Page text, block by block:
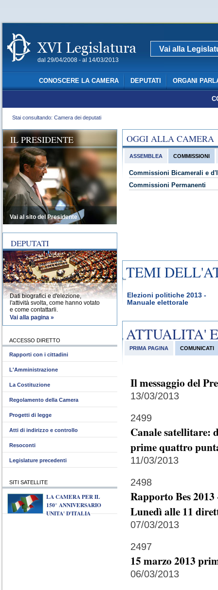
dal 29/04/2008 - al 14/03/2013
Vai alla
CONOSCERE LA CAMERA DEPUTATI ORGANI
Stai consultando: Camera dei deputati
OGGI ALLA CAMERA
ASSEMBLEA COMMISSIONI
Commissioni Bicamerali e
Commissioni Permanenti
TEMI
Elezioni politiche 2013 -
Manuale elettorale
ATTUALITA'
PRIMA PAGINA COMUNICATI
Il messaggio del
13/03/2013
2499
Canale satellitare:
prime quattro
11/03/2013
2498
Rapporto Bes 2013
Lunedì alle 11
07/03/2013
2497
15 marzo 2013
06/03/2013
IL PRESIDENTE
Vai al sito del Presidente
DEPUTATI
Dati biografici e d'elezione,
l'attività svolta, come hanno votato
e come contattarli.
Vai alla pagina »
ACCESSO DIRETTO
Rapporti con i cittadini
L'Amministrazione
La Costituzione
Regolamento della Camera
Progetti di legge
Atti di indirizzo e controllo
Resoconti
Legislature precedenti
SITI SATELLITE
LA CAMERA PER IL
150° ANNIVERSARIO
UNITA' D'ITALIA